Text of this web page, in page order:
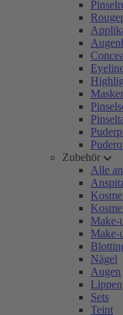
Zubehör
Alle
Make-
Make-
Nägel
Augen
Lippen
Sets
Teint